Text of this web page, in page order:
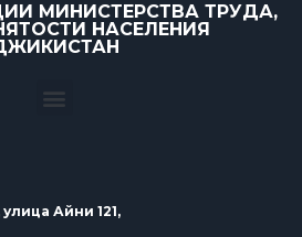
МИНИСТЕРСТВА ТРУДА,
НАСЕЛЕНИЯ
Айни 121,